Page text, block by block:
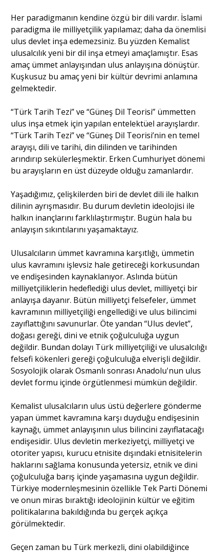
Her paradigmanın kendine özgü bir dili vardır. İslami
paradigma ile milliyetçilik yapılamaz; daha da önemlisi
ulus devlet inşa edemezsiniz. Bu yüzden Kemalist
ulusalcılık yeni bir dil inşa etmeyi amaçlamıştır. Esas
amaç ümmet anlayışından ulus anlayışına dönüştür.
Kuşkusuz bu amaç yeni bir kültür devrimi anlamına
gelmektedir.
“Türk Tarih Tezi” ve “Güneş Dil Teorisi” ümmetten
ulus inşa etmek için yapılan entelektüel arayışlardır.
“Türk Tarih Tezi” ve “Güneş Dil Teorisi’nin en temel
arayışı, dili ve tarihi, din dilinden ve tarihinden
arındırıp sekülerleşmektir. Erken Cumhuriyet dönemi
bu arayışların en üst düzeyde olduğu zamanlardır.
Yaşadığımız, çelişkilerden biri de devlet dili ile halkın
dilinin ayrışmasıdır. Bu durum devletin ideolojisi ile
halkın inançlarını farklılaştırmıştır. Bugün hala bu
anlayışın sıkıntılarını yaşamaktayız.
Ulusalcıların ümmet kavramına karşıtlığı, ümmetin
ulus kavramını işlevsiz hale getireceği korkusundan
ve endişesinden kaynaklanıyor. Aslında bütün
milliyetçiliklerin hedeflediği ulus devlet, milliyetçi bir
anlayışa dayanır. Bütün milliyetçi felsefeler, ümmet
kavramının milliyetçiliği engellediği ve ulus bilincimi
zayıflattığını savunurlar. Öte yandan “Ulus devlet”,
doğası gereği, dini ve etnik çoğulculuğa uygun
değildir. Bundan dolayı Türk milliyetçiliği ve ulusalcılığı
felsefi kökenleri gereği çoğulculuğa elverişli değildir.
Sosyolojik olarak Osmanlı sonrası Anadolu'nun ulus
devlet formu içinde örgütlenmesi mümkün değildir.
Kemalist ulusalcıların ulus üstü değerlere gönderme
yapan ümmet kavramına karşı duyduğu endişesinin
kaynağı, ümmet anlayışının ulus bilincini zayıflatacağı
endişesidir. Ulus devletin merkeziyetçi, milliyetçi ve
otoriter yapısı, kurucu etnisite dışındaki etnisitelerin
haklarını sağlama konusunda yetersiz, etnik ve dini
çoğulculuğa barış içinde yaşamasına uygun değildir.
Türkiye modernleşmesinin özellikle Tek Parti Dönemi
ve onun miras bıraktığı ideolojinin kültür ve eğitim
politikalarına bakıldığında bu gerçek açıkça
görülmektedir.
Geçen zaman bu Türk merkezli, dini olabildiğince